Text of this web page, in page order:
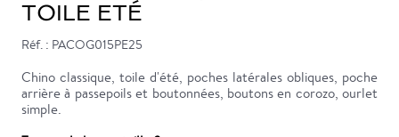
TOILE ETÉ
Réf. : PACOG015PE25
Chino classique, toile d'été, poches latérales obliques, poche
arrière à passepoils et boutonnées, boutons en corozo, ourlet
simple.